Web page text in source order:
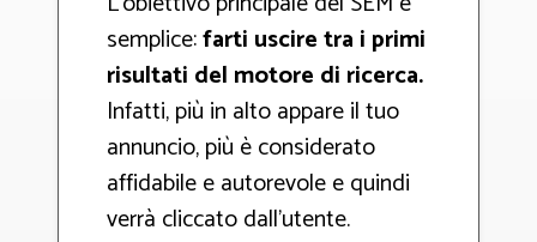
semplice:farti uscire tra i primi
risultati del motore di ricerca.
Infatti, più in alto appare il tuo
annuncio, più è considerato
affidabile e autorevole e quindi
verrà cliccato dall’utente.